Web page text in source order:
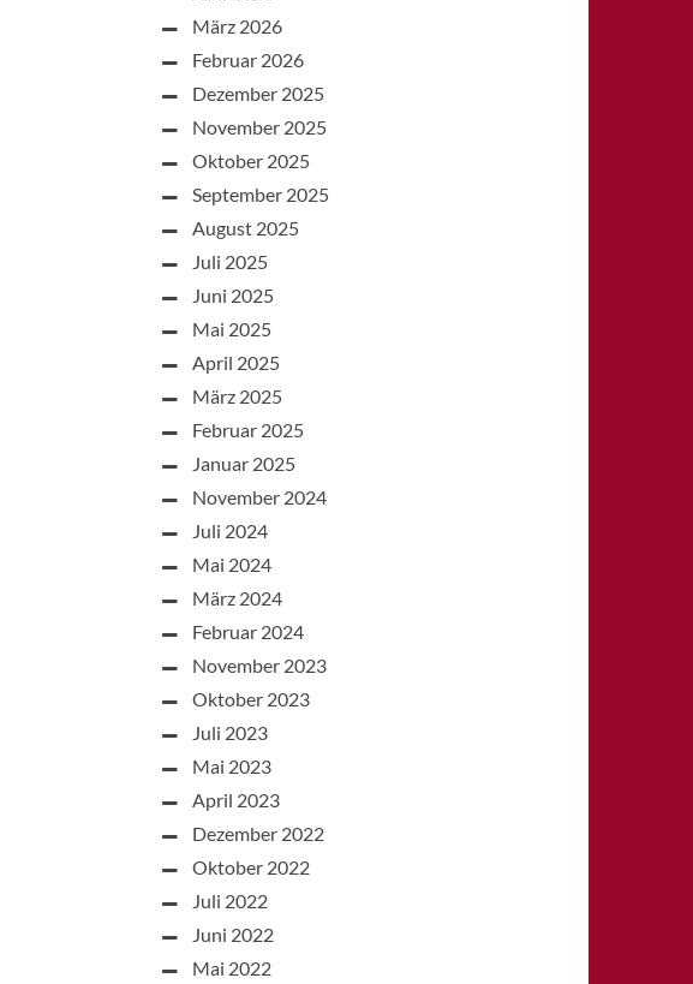
März 2026
Februar 2026
Dezember 2025
November 2025
Oktober 2025
September 2025
August 2025
Juli 2025
Juni 2025
Mai 2025
April 2025
März 2025
Februar 2025
Januar 2025
November 2024
Juli 2024
Mai 2024
März 2024
Februar 2024
November 2023
Oktober 2023
Juli 2023
Mai 2023
April 2023
Dezember 2022
Oktober 2022
Juli 2022
Juni 2022
Mai 2022